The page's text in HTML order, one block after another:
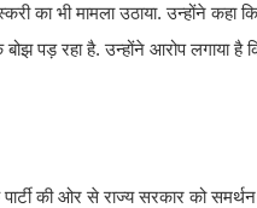
का भी मामला उठाया. उन्होंने
पड़ रहा है. उन्होंने आरोप लगाया
की ओर से राज्य सरकार को